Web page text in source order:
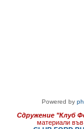
Powered by
Сдружение "Клуб
материали